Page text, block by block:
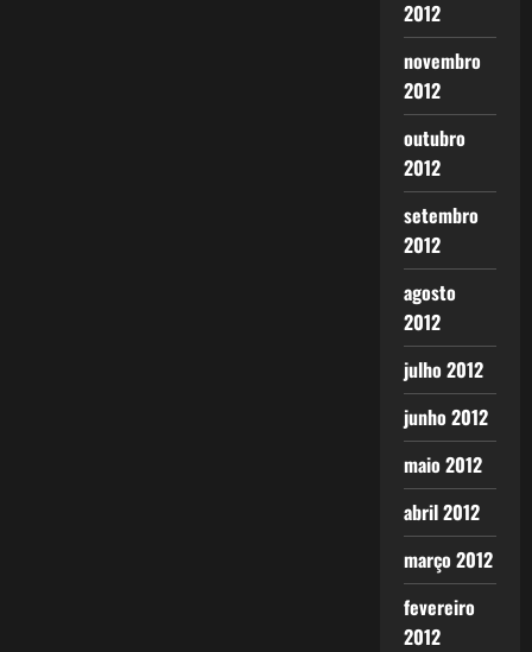
2012
novembro
2012
outubro
2012
setembro
2012
agosto
2012
julho 2012
junho 2012
maio 2012
abril 2012
março 2012
fevereiro
2012